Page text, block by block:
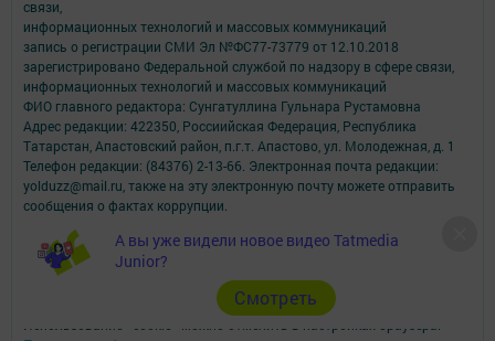
А вы уже видели новое видео Tatmedia
Junior?
Cмотреть
связи,
информационных технологий и массовых коммуникаций
запись о регистрации СМИ Эл №ФС77-73779 от 12.10.2018
зарегистрировано Федеральной службой по надзору в сфере связи,
информационных технологий и массовых коммуникаций
ФИО главного редактора: Сунгатуллина Гульнара Рустамовна
Адрес редакции: 422350, Россиийская Федерация, Республика
Татарстан, Апастовский район, п.г.т. Апастово, ул. Молодежная, д. 1
Телефон редакции: (84376) 2-13-66. Электронная почта редакции:
yolduzz@mail.ru, также на эту электронную почту можете отправить
сообщения о фактах коррупции.
Учредитель СМИ: АО «ТАТМЕДИА»
Антикоррупционная политика
АО «ТАТМЕДИА» использует «cookie»для персонализации сервисов и
удобства пользователей сайтом.
Использование «cookie» можно отменить в настройках браузера.